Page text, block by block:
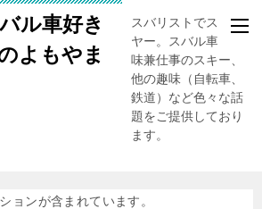
ル車好き
よもやま
スバリストでスキー
ヤー。スバル車、趣
味兼仕事のスキー、
他の趣味（自転車、
鉄道）など色々な話
題をご提供しており
ます。
ョンが含まれています。